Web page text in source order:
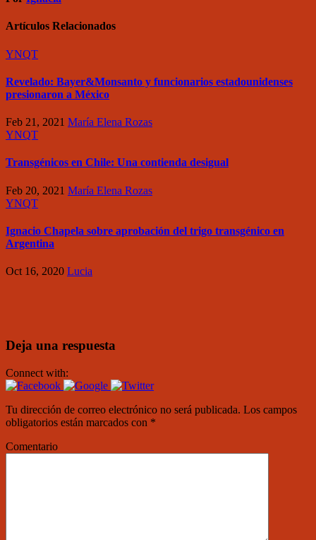
Artículos Relacionados
YNQT
Revelado: Bayer&Monsanto y funcionarios estadounidenses
presionaron a México
Feb 21, 2021 María Elena Rozas
YNQT
Transgénicos en Chile: Una contienda desigual
Feb 20, 2021 María Elena Rozas
YNQT
Ignacio Chapela sobre aprobación del trigo transgénico en
Argentina
Oct 16, 2020 Lucia
Deja una respuesta
Connect with:
Tu dirección de correo electrónico no será publicada. Los campos
obligatorios están marcados con *
Comentario